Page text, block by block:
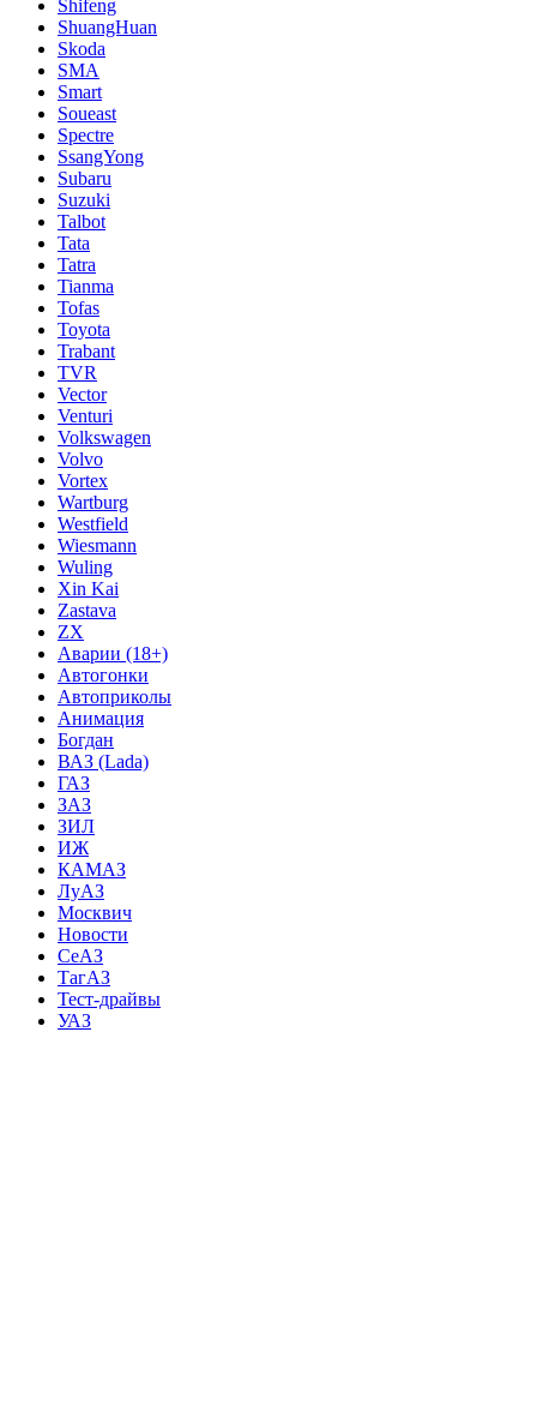
Shifeng
ShuangHuan
Skoda
SMA
Smart
Soueast
Spectre
SsangYong
Subaru
Suzuki
Talbot
Tata
Tatra
Tianma
Tofas
Toyota
Trabant
TVR
Vector
Venturi
Volkswagen
Volvo
Vortex
Wartburg
Westfield
Wiesmann
Wuling
Xin Kai
Zastava
ZX
Аварии (18+)
Автогонки
Автоприколы
Анимация
Богдан
ВАЗ (Lada)
ГАЗ
ЗАЗ
ЗИЛ
ИЖ
КАМАЗ
ЛуАЗ
Москвич
Новости
СеАЗ
ТагАЗ
Тест-драйвы
УАЗ